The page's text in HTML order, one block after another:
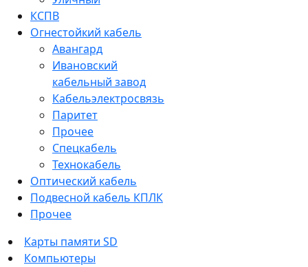
КСПВ
Огнестойкий кабель
Авангард
Ивановский
кабельный завод
Кабельэлектросвязь
Паритет
Прочее
Спецкабель
Технокабель
Оптический кабель
Подвесной кабель КПЛК
Прочее
Карты памяти SD
Компьютеры